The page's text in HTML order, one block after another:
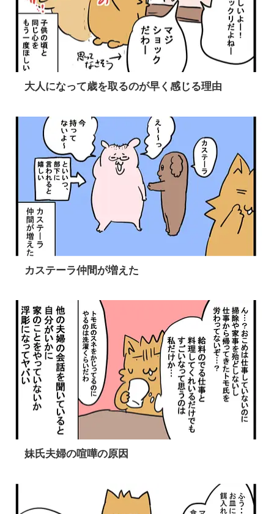
大人になって歳を取るのが早く感じる理由
カステーラ仲間が増えた
妹氏夫婦の喧嘩の原因